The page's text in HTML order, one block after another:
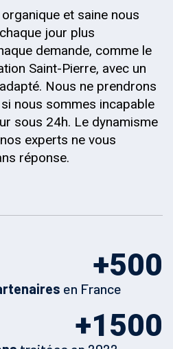
et saine nous
jour plus
demande, comme le
Saint-Pierre, avec un
Nous ne prendrons
nous sommes incapable
sous 24h. Le dynamisme
experts ne vous
réponse.
500
+
en France
1500
+